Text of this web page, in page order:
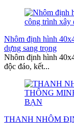
Nhôm định hình
dựng sang trọng
Nhôm định hình
độc đáo, kết...
THANH NHÔM